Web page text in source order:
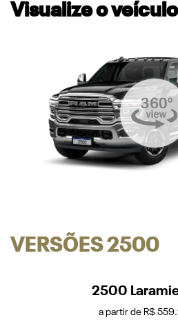
Visualize o
VERSÕES 2500
2500
a partir de R$